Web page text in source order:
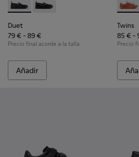
Duet - K800609-001 - Mocasines
Duet - K800609-003
Duet
79 € - 89 €
Precio final acorde a la talla
Añadir
Twins
85 € -
Precio